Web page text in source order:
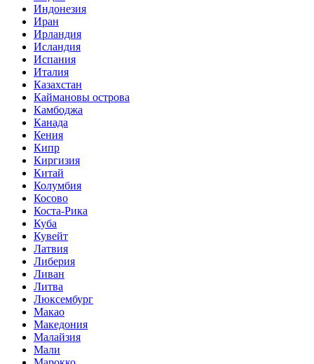
Индонезия
Иран
Ирландия
Исландия
Испания
Италия
Казахстан
Каймановы острова
Камбоджа
Канада
Кения
Кипр
Киргизия
Китай
Колумбия
Косово
Коста-Рика
Куба
Кувейт
Латвия
Либерия
Ливан
Литва
Люксембург
Макао
Македония
Малайзия
Мали